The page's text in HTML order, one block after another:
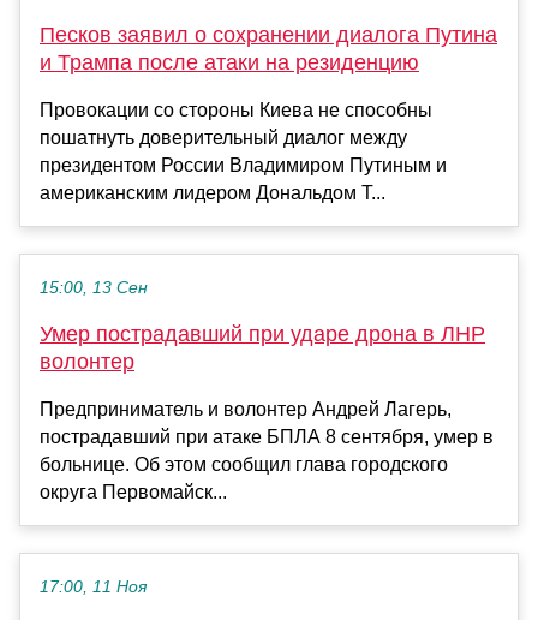
Песков заявил о сохранении диалога Путина
и Трампа после атаки на резиденцию
Провокации со стороны Киева не способны
пошатнуть доверительный диалог между
президентом России Владимиром Путиным и
американским лидером Дональдом Т...
15:00, 13 Сен
Умер пострадавший при ударе дрона в ЛНР
волонтер
Предприниматель и волонтер Андрей Лагерь,
пострадавший при атаке БПЛА 8 сентября, умер в
больнице. Об этом сообщил глава городского
округа Первомайск...
17:00, 11 Ноя